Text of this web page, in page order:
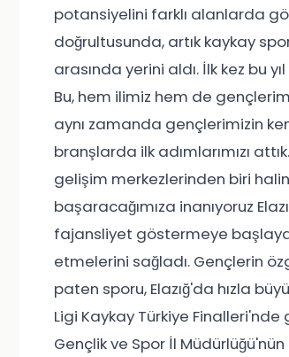
potansiyelini farklı alanlarda
doğrultusunda, artık kaykay
arasında yerini aldı. İlk kez bu
Bu, hem ilimiz hem de
aynı zamanda gençlerimizin
branşlarda ilk adımlarımızı
gelişim merkezlerinden biri
başaracağımıza inanıyoruz
fajansliyet göstermeye
etmelerini sağladı. Gençlerin
paten sporu, Elazığ'da hızla
Ligi Kaykay Türkiye
Gençlik ve Spor İl